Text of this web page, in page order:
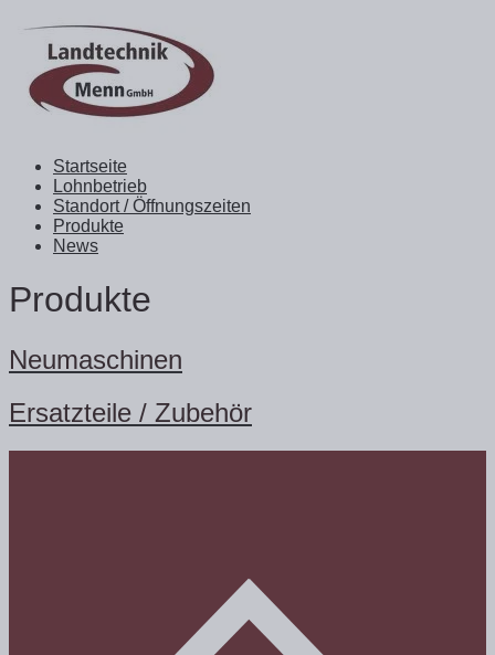
Startseite
Lohnbetrieb
Standort / Öffnungszeiten
Produkte
News
Produkte
Neumaschinen
Ersatzteile / Zubehör